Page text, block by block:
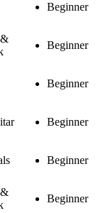
Beginner
Beginner
Beginner
Beginner
Beginner
Beginner